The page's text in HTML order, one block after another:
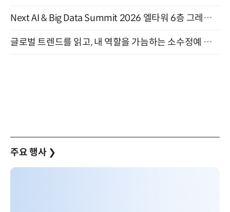
Next AI & Big Data Summit 2026 엘타워 6층 그레이스홀 개최 (9/18)
글로벌 트렌드를 읽고, 내 역할을 가늠하는 소수정예 실습 워크숍 (8/28)
주요 행사 ❯